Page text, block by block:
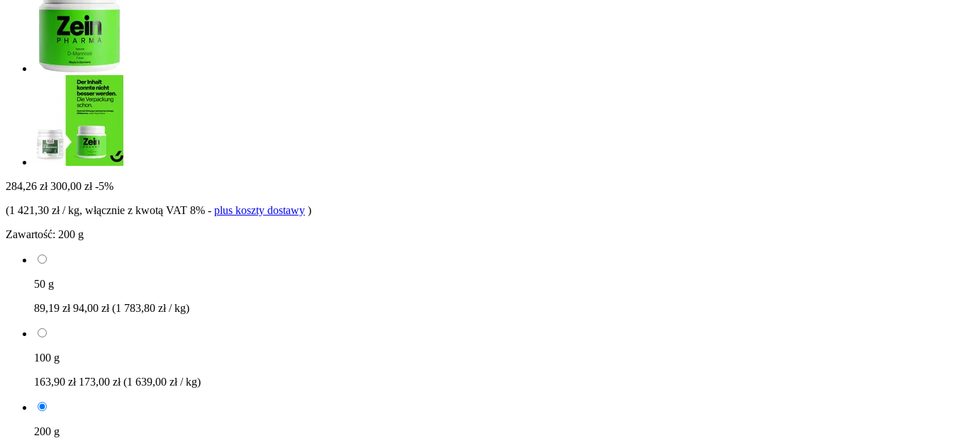
284,26 zł 300,00 zł -5%
(1 421,30 zł / kg, włącznie z kwotą VAT 8% - plus koszty dostawy )
Zawartość: 200 g
50 g
89,19 zł94,00 zł (1 783,80 zł / kg)
100 g
163,90 zł 173,00 zł (1 639,00 zł / kg)
200 g